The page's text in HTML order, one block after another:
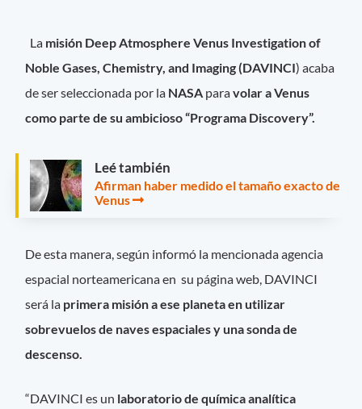
La misión Deep Atmosphere Venus Investigation of
Noble Gases, Chemistry, and Imaging (DAVINCI) acaba
de ser seleccionada por la NASA paravolar a Venus
como parte de su ambicioso “Programa Discovery”.
Leé también
Afirman haber medido el tamaño exacto de
Venus
De esta manera, según informó la mencionada agencia
espacial norteamericana en su página web, DAVINCI
será la primera misión a ese planeta en utilizar
sobrevuelos de naves espaciales y una sonda de
descenso.
“DAVINCI es un laboratorio de química analítica